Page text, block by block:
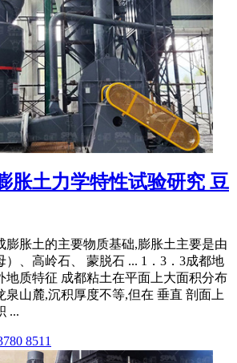
胀土力学特性试验研究 豆
膨胀土的主要物质基础,膨胀土主要是由
）、高岭石、 蒙脱石 ... 1．3．3成都地
地质特征 成都粘土在平面上大面积分布
泉山麓,沉积厚度不等,但在 垂直 剖面上
...
8511